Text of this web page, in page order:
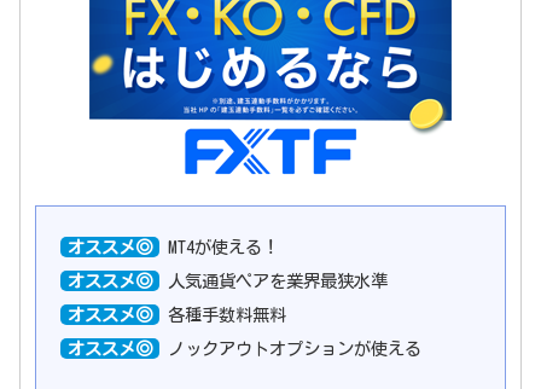
オススメ◎ MT4が使える！
オススメ◎ 人気通貨ペアを業界最狭水準
オススメ◎ 各種手数料無料
オススメ◎ ノックアウトオプションが使える